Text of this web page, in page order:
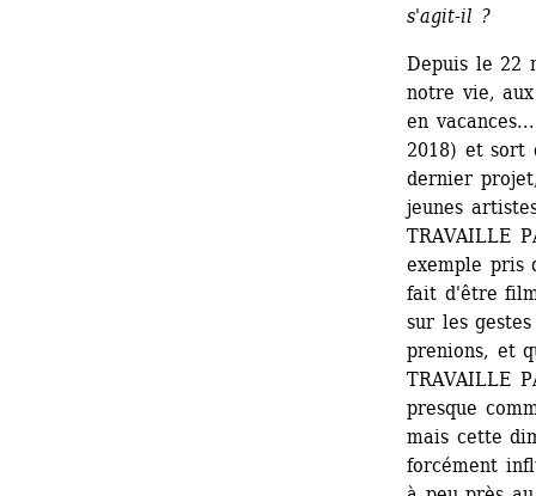
s'agit-il ?
Depuis le 22
notre vie,
en
2018) et sort
dernier
jeunes
TRAVAILLE
exemple pris
fait d'être
sur les
prenions, et
TRAVAILLE
presque
mais cette
forcément